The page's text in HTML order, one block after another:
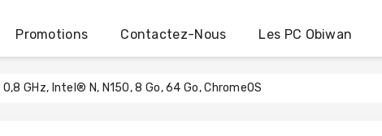
Promotions Contactez-Nous Les PC Obiwan
GHz, Intel® N, N150, 8 Go, 64 Go, ChromeOS